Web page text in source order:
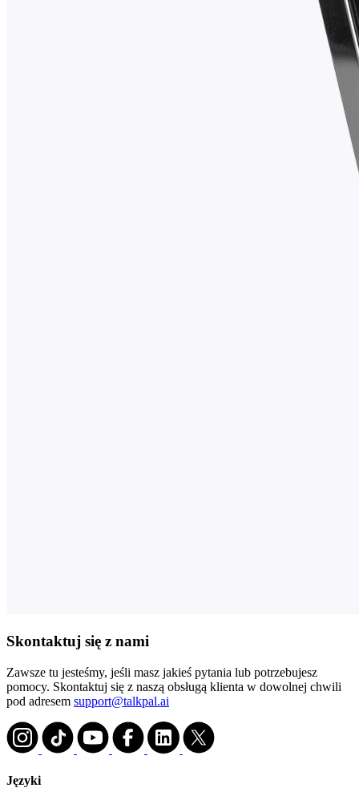
Skontaktuj się z nami
Zawsze tu jesteśmy, jeśli masz jakieś pytania lub potrzebujesz
pomocy. Skontaktuj się z naszą obsługą klienta w dowolnej chwili
pod adresem support@talkpal.ai
Języki